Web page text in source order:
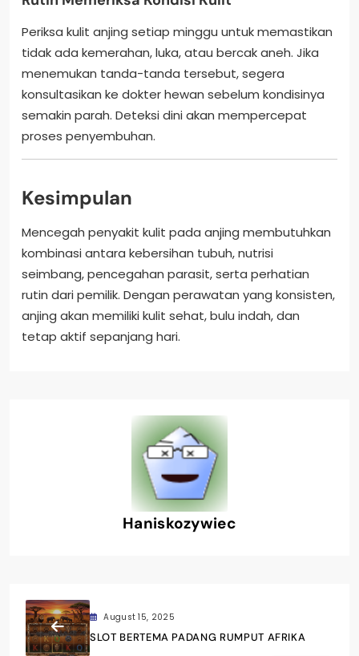
Periksa kulit anjing setiap minggu untuk memastikan
tidak ada kemerahan, luka, atau bercak aneh. Jika
menemukan tanda-tanda tersebut, segera
konsultasikan ke dokter hewan sebelum kondisinya
semakin parah. Deteksi dini akan mempercepat
proses penyembuhan.
Kesimpulan
Mencegah penyakit kulit pada anjing membutuhkan
kombinasi antara kebersihan tubuh, nutrisi
seimbang, pencegahan parasit, serta perhatian
rutin dari pemilik. Dengan perawatan yang konsisten,
anjing akan memiliki kulit sehat, bulu indah, dan
tetap aktif sepanjang hari.
Haniskozywiec
August 15, 2025
SLOT BERTEMA PADANG RUMPUT AFRIKA